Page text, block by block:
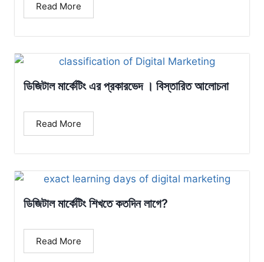
Read More
ডিজিটাল মার্কেটিং এর প্রকারভেদ । বিস্তারিত আলোচনা
Read More
ডিজিটাল মার্কেটিং শিখতে কতদিন লাগে?
Read More